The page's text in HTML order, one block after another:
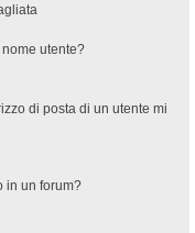
utente?
di posta di un utente mi
in un forum?